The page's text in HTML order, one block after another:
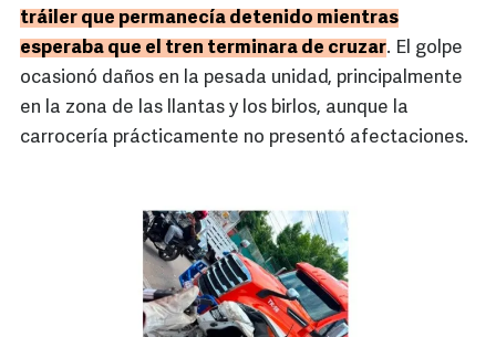
tráiler que permanecía detenido mientras
esperaba que el tren terminara de cruzar. El golpe
ocasionó daños en la pesada unidad, principalmente
en la zona de las llantas y los birlos, aunque la
carrocería prácticamente no presentó afectaciones.